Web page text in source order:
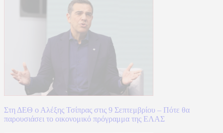
Στη ΔΕΘ ο Αλέξης Τσίπρας στις 9 Σεπτεμβρίου – Πότε θα
παρουσιάσει το οικονομικό πρόγραμμα της ΕΛΑΣ